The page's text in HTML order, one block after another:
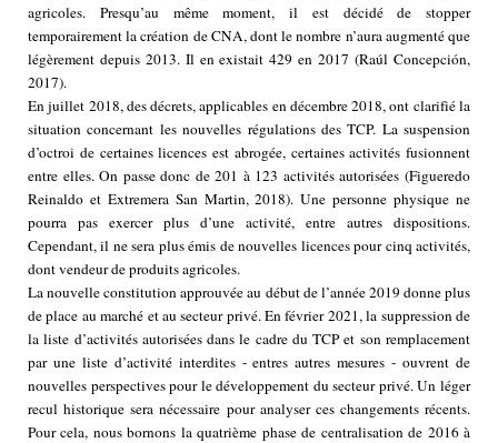
agricoles. Presqu’au même moment, il est décidé de stopper
temporairement la création de CNA, dont le nombre n’aura augmenté que
légèrement depuis 2013. Il en existait 429 en 2017 (Raúl Concepción,
2017).
En juillet 2018, des décrets, applicables en décembre 2018, ont clarifié la
situation concernant les nouvelles régulations des TCP. La suspension
d’octroi de certaines licences est abrogée, certaines activités fusionnent
entre elles. On passe donc de 201 à 123 activités autorisées (Figueredo
Reinaldo et Extremera San Martin, 2018). Une personne physique ne
pourra pas exercer plus d’une activité, entre autres dispositions.
Cependant, il ne sera plus émis de nouvelles licences pour cinq activités,
dont vendeur de produits agricoles.
La nouvelle constitution approuvée au début de l’année 2019 donne plus
de place au marché et au secteur privé. En février 2021, la suppression de
la liste d’activités autorisées dans le cadre du TCP et son remplacement
par une liste d’activité interdites - entres autres mesures - ouvrent de
nouvelles perspectives pour le développement du secteur privé. Un léger
recul historique sera nécessaire pour analyser ces changements récents.
Pour cela, nous bornons la quatrième phase de centralisation de 2016 à